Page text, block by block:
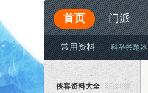
首页 门派
常用资料 科举答题器
侠客资料大全